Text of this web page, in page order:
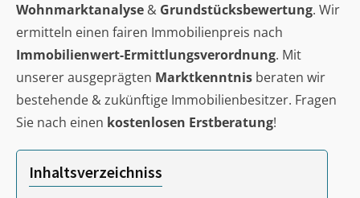
Wohnmarktanalyse & Grundstücksbewertung. Wir
ermitteln einen fairen Immobilienpreis nach
Immobilienwert-Ermittlungsverordnung. Mit
unserer ausgeprägten Marktkenntnis beraten wir
bestehende & zukünftige Immobilienbesitzer. Fragen
Sie nach einen kostenlosen Erstberatung!
Inhaltsverzeichniss